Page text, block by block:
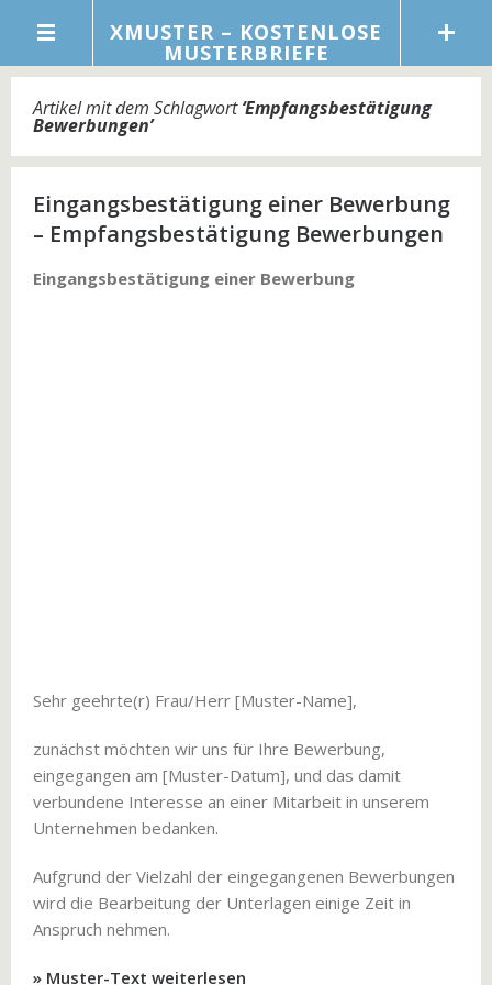
XMUSTER – KOSTENLOSE
MUSTERBRIEFE
Artikel mit dem Schlagwort‘Empfangsbestätigung
Bewerbungen’
Eingangsbestätigung einer Bewerbung
– Empfangsbestätigung Bewerbungen
Eingangsbestätigung einer Bewerbung
Sehr geehrte(r) Frau/Herr [Muster-Name],
zunächst möchten wir uns für Ihre Bewerbung,
eingegangen am [Muster-Datum], und das damit
verbundene Interesse an einer Mitarbeit in unserem
Unternehmen bedanken.
Aufgrund der Vielzahl der eingegangenen Bewerbungen
wird die Bearbeitung der Unterlagen einige Zeit in
Anspruch nehmen.
» Muster-Text weiterlesen